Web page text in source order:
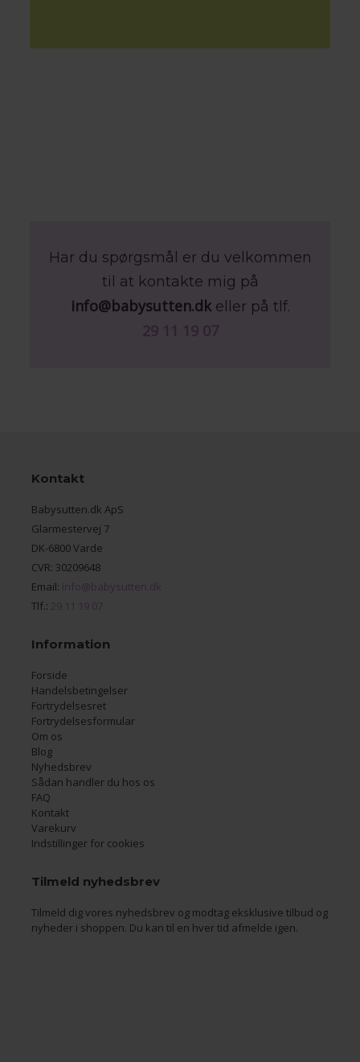
Har du spørgsmål er du velkommen
til at kontakte mig på
info@babysutten.dkeller på tlf.
29 11 19 07
Kontakt
Babysutten.dk ApS
Glarmestervej 7
DK-6800 Varde
CVR: 30209648
Email: info@babysutten.dk
Tlf.: 29 11 19 07
Information
Forside
Handelsbetingelser
Fortrydelsesret
Fortrydelsesformular
Om os
Blog
Nyhedsbrev
Sådan handler du hos os
FAQ
Kontakt
Varekurv
Indstillinger for cookies
Tilmeld nyhedsbrev
Tilmeld dig vores nyhedsbrev og modtag eksklusive tilbud og
nyheder i shoppen. Du kan til en hver tid afmelde igen.